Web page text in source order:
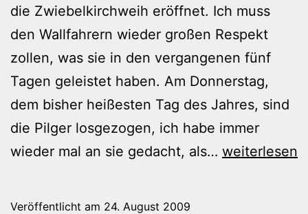
die Zwiebelkirchweih eröffnet. Ich muss
den Wallfahrern wieder großen Respekt
zollen, was sie in den vergangenen fünf
Tagen geleistet haben. Am Donnerstag,
dem bisher heißesten Tag des Jahres, sind
die Pilger losgezogen, ich habe immer
wieder mal an sie gedacht, als… Die
weiterlesen
Veröffentlicht am 24. August 2009